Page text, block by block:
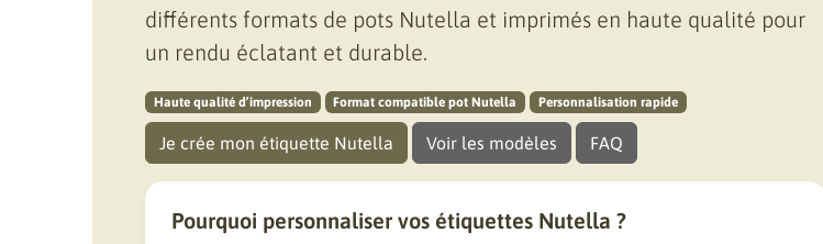
différents formats de pots Nutella et imprimés en haute qualité pour
un rendu éclatant et durable.
Haute qualité d’impression Format compatible pot Nutella Personnalisation rapide
Je crée mon étiquette Nutella Voir les modèles FAQ
Pourquoi personnaliser vos étiquettes Nutella ?